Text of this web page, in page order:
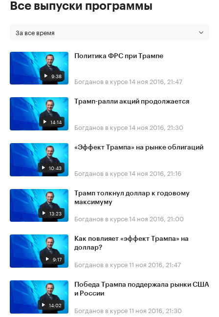
Все выпуски программы
За все время
9:38
Политика ФРС при Трампе
Богданов в курсе14 ноя 2016, 21:47
14:14
Трамп-ралли акций продолжается
Богданов в курсе14 ноя 2016, 21:30
10:43
«Эффект Трампа» на рынке облигаций
Богданов в курсе14 ноя 2016, 21:16
13:23
Трамп толкнул доллар к годовому
максимуму
Богданов в курсе14 ноя 2016, 21:00
9:17
Как повлияет «эффект Трампа» на
доллар?
Богданов в курсе11 ноя 2016, 21:47
14:02
Победа Трампа поддержала рынки США
и России
Богданов в курсе11 ноя 2016, 21:30